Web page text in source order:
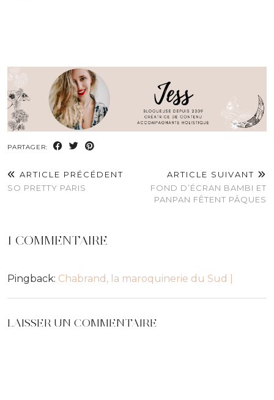
PARTAGER:
ARTICLE PRÉCÉDENT
SO PRETTY PARIS
ARTICLE SUIVANT
FOND D’ÉCRAN BAMBI ET
PANPAN FÊTENT PÂQUES
1 COMMENTAIRE
Pingback: Chabrand, la maroquinerie du Sud |
LAISSER UN COMMENTAIRE